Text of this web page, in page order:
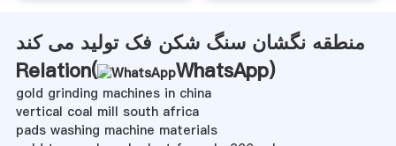
منطقه نگشان سنگ شکن فک تولید می کند
Relation(
WhatsApp)
gold grinding machines in china
vertical coal mill south africa
pads washing machine materials